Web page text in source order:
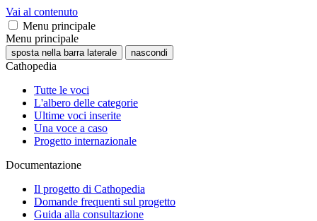
Vai al contenuto
Menu principale
Menu principale
sposta nella barra laterale nascondi
Cathopedia
Tutte le voci
L'albero delle categorie
Ultime voci inserite
Una voce a caso
Progetto internazionale
Documentazione
Il progetto di Cathopedia
Domande frequenti sul progetto
Guida alla consultazione